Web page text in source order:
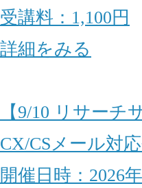
受講料：1,100円
詳細をみる
【9/10 リサーチ
CX/CSメール対
開催日時：2026